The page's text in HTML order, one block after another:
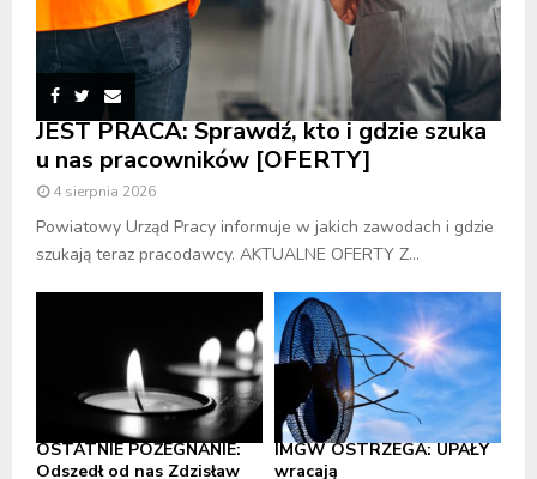
JEST PRACA: Sprawdź, kto i gdzie szuka
u nas pracowników [OFERTY]
4 sierpnia 2026
Powiatowy Urząd Pracy informuje w jakich zawodach i gdzie
szukają teraz pracodawcy. AKTUALNE OFERTY Z...
OSTATNIE POŻEGNANIE:
Odszedł od nas Zdzisław
IMGW OSTRZEGA: UPAŁY
wracają